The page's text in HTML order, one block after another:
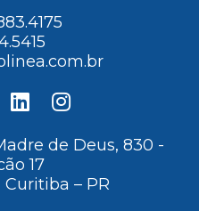
de Deus, 830 -
17
– PR